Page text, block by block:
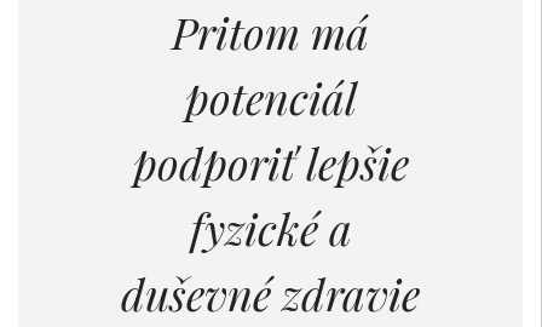
Pritom má
potenciál
podporiť lepšie
fyzické a
duševné zdravie